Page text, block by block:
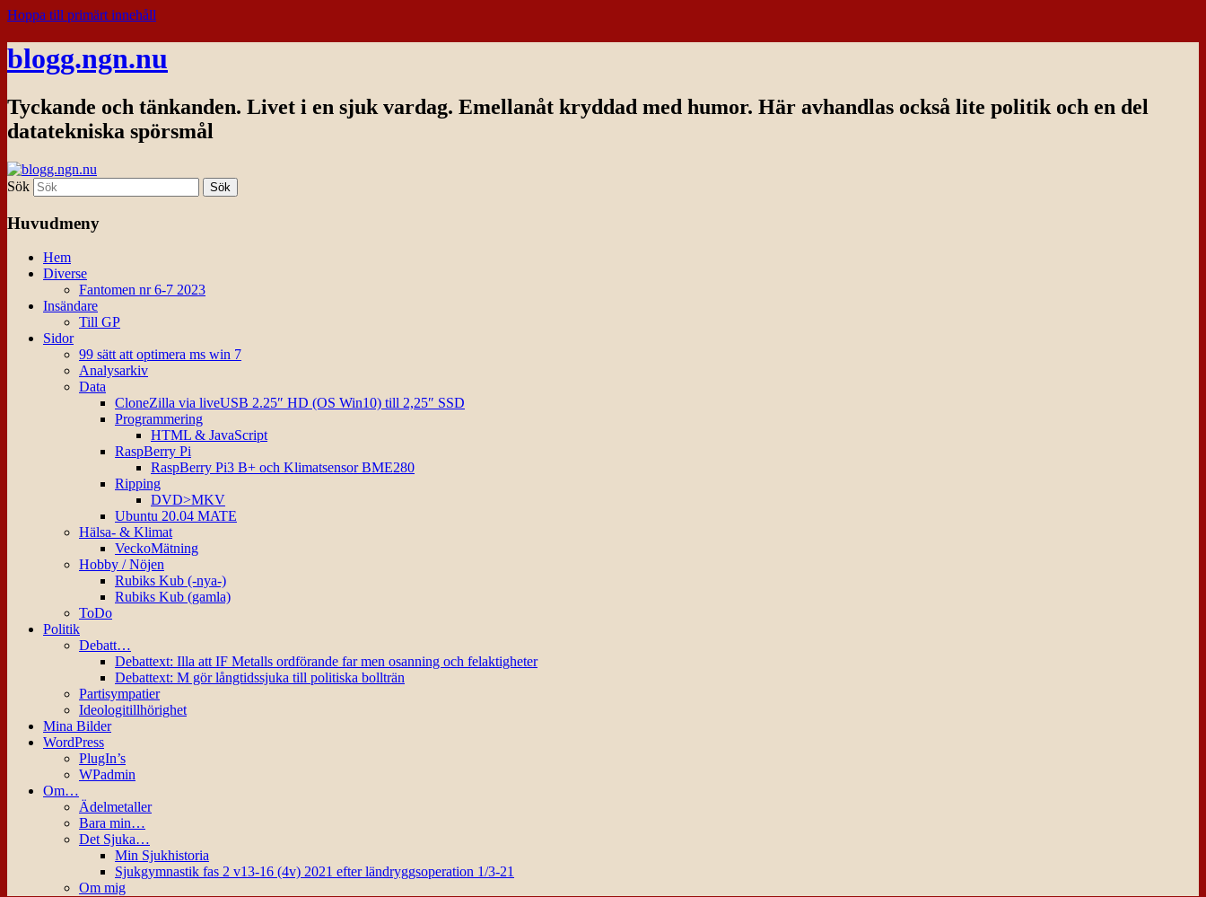
Hoppa till primärt innehåll
blogg.ngn.nu
Tyckande och tänkanden. Livet i en sjuk vardag. Emellanåt kryddad med humor. Här avhandlas också lite politik och en del
datatekniska spörsmål
Sök
Huvudmeny
Hem
Diverse
Fantomen nr 6-7 2023
Insändare
Till GP
Sidor
99 sätt att optimera ms win 7
Analysarkiv
Data
CloneZilla via liveUSB 2.25″ HD (OS Win10) till 2,25″ SSD
Programmering
HTML & JavaScript
RaspBerry Pi
RaspBerry Pi3 B+ och Klimatsensor BME280
Ripping
DVD>MKV
Ubuntu 20.04 MATE
Hälsa- & Klimat
VeckoMätning
Hobby / Nöjen
Rubiks Kub (-nya-)
Rubiks Kub (gamla)
ToDo
Politik
Debatt…
Debattext: Illa att IF Metalls ordförande far men osanning och felaktigheter
Debattext: M gör långtidssjuka till politiska bollträn
Partisympatier
Ideologitillhörighet
Mina Bilder
WordPress
PlugIn’s
WPadmin
Om…
Ädelmetaller
Bara min…
Det Sjuka…
Min Sjukhistoria
Sjukgymnastik fas 2 v13-16 (4v) 2021 efter ländryggsoperation 1/3-21
Om mig